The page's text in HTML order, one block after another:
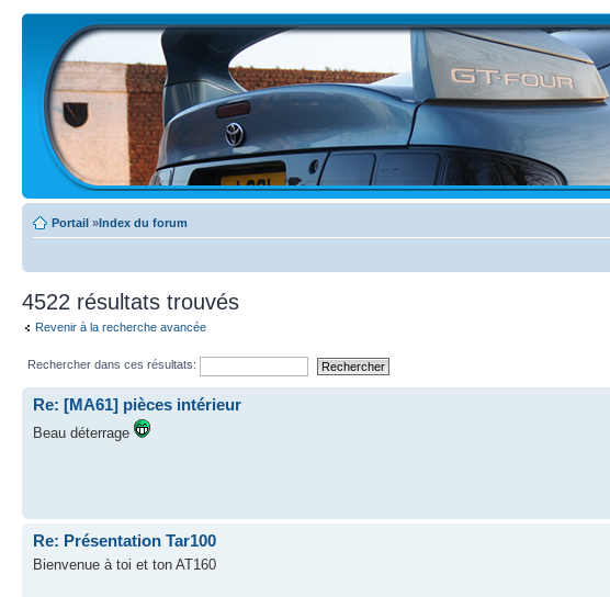
Portail »Index du forum
4522 résultats trouvés
Revenir à la recherche avancée
Rechercher dans ces résultats:
Re: [MA61] pièces intérieur
Beau déterrage
Re: Présentation Tar100
Bienvenue à toi et ton AT160